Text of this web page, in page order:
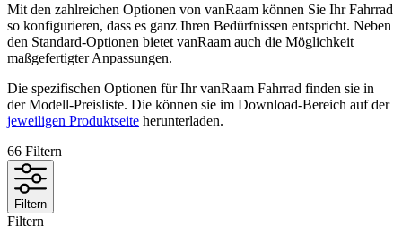
Mit den zahlreichen Optionen von vanRaam können Sie Ihr Fahrrad
so konfigurieren, dass es ganz Ihren Bedürfnissen entspricht. Neben
den Standard-Optionen bietet vanRaam auch die Möglichkeit
maßgefertigter Anpassungen.
Die spezifischen Optionen für Ihr vanRaam Fahrrad finden sie in
der Modell-Preisliste. Die können sie im Download-Bereich auf der
jeweiligen Produktseite herunterladen.
66 Filtern
Filtern
Filtern